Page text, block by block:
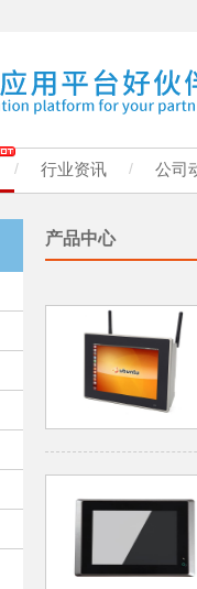
/ 行业资讯 / 公司
产品中心